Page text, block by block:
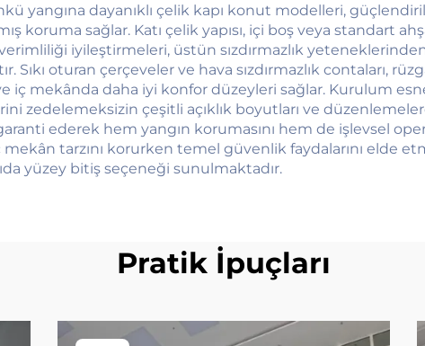
yangına dayanıklı çelik kapı konut modelleri,
koruma sağlar. Katı çelik yapısı, içi boş veya standart
iyileştirmeleri, üstün sızdırmazlık
Sıkı oturan çerçeveler ve hava sızdırmazlık contaları,
iç mekânda daha iyi konfor düzeyleri sağlar. Kurulum
zedelemeksizin çeşitli açıklık boyutları ve
ederek hem yangın korumasını hem de işlevsel
tarzını korurken temel güvenlik faydalarını elde
yüzey bitiş seçeneği sunulmaktadır.
Pratik İpuçları